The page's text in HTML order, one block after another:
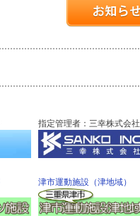
指定管理者：三幸株式会社